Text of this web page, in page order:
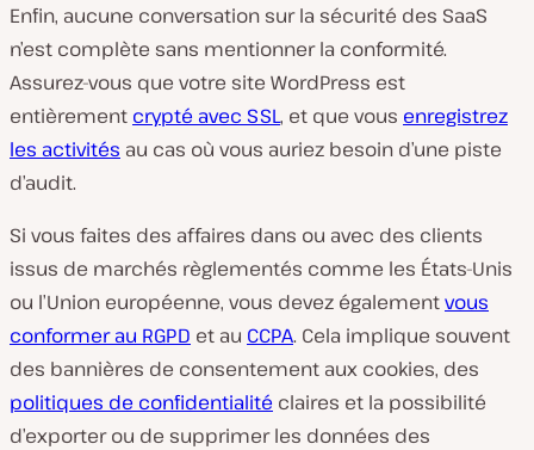
Enfin, aucune conversation sur la sécurité des SaaS
n’est complète sans mentionner la conformité.
Assurez-vous que votre site WordPress est
entièrement crypté avec SSL, et que vous enregistrez
les activités au cas où vous auriez besoin d’une piste
d’audit.
Si vous faites des affaires dans ou avec des clients
issus de marchés règlementés comme les États-Unis
ou l’Union européenne, vous devez égalementvous
conformer au RGPD et au CCPA. Cela implique souvent
des bannières de consentement aux cookies, des
politiques de confidentialité claires et la possibilité
d’exporter ou de supprimer les données des